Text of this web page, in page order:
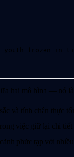
frozen in
hai mô hình — nó
và tính chân thực
việc giữ lại chi tiết
phức tạp với